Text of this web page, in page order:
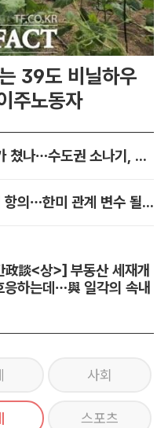
39도 비닐하우
주노동자
[오늘의 날씨] 극한 폭염 상한가 쳤나…수도권 소나기, 동해안에 폭우
쿠팡 두둔 美 의원들, 정통망법 항의…한미 관계 변수 될까
政談<상>] 부동산 세재개
응하는데…與 일각의 속내
사회
스포츠